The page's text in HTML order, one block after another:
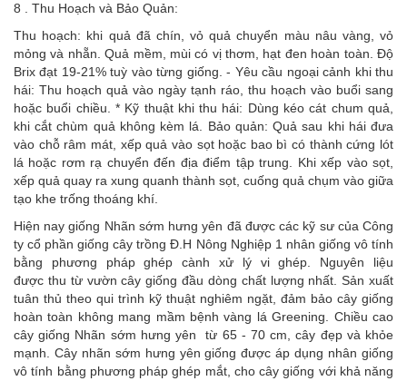
8 . Thu Hoạch và Bảo Quản:
Thu hoạch: khi quả đã chín, vỏ quả chuyển màu nâu vàng, vỏ
mỏng và nhẵn. Quả mềm, mùi có vị thơm, hạt đen hoàn toàn. Độ
Brix đạt 19-21% tuỳ vào từng giống. - Yêu cầu ngoại cảnh khi thu
hái: Thu hoạch quả vào ngày tạnh ráo, thu hoạch vào buổi sang
hoặc buổi chiều. * Kỹ thuật khi thu hái: Dùng kéo cát chum quả,
khi cắt chùm quả không kèm lá. Bảo quản: Quả sau khi hái đưa
vào chỗ râm mát, xếp quả vào sọt hoặc bao bì có thành cứng lót
lá hoặc rơm rạ chuyển đến địa điểm tập trung. Khi xếp vào sọt,
xếp quả quay ra xung quanh thành sọt, cuống quả chụm vào giữa
tạo khe trống thoáng khí.
Hiện nay giống Nhãn sớm hưng yên đã được các kỹ sư của Công
ty cổ phần giống cây trồng Đ.H Nông Nghiệp 1 nhân giống vô tính
bằng phương pháp ghép cành xử lý vi ghép. Nguyên liệu
được thu từ vườn cây giống đầu dòng chất lượng nhất. Sản xuất
tuân thủ theo qui trình kỹ thuật nghiêm ngặt, đảm bảo cây giống
hoàn toàn không mang mầm bệnh vàng lá Greening. Chiều cao
cây giống Nhãn sớm hưng yên từ 65 - 70 cm, cây đẹp và khỏe
mạnh. Cây nhãn sớm hưng yên giống được áp dụng nhân giống
vô tính bằng phương pháp ghép mắt, cho cây giống với khả năng